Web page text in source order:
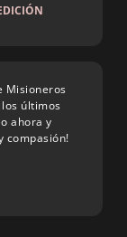
Misioneros
últimos
ahora y
compasión!